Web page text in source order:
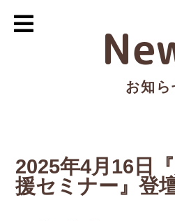
お知ら
2025年4月16日
援セミナー』登